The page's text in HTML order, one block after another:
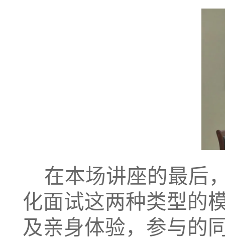
在本场讲座的最后
化面试这两种类型的
及亲身体验，参与的